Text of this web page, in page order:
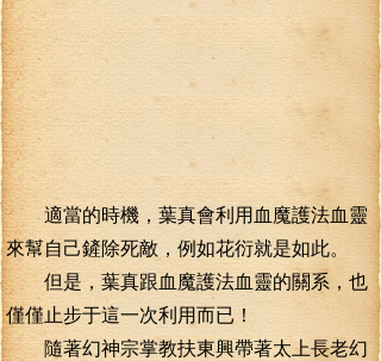
適當的時機，葉真會利用血魔護法血靈
來幫自己鏟除死敵，例如花衍就是如此。
但是，葉真跟血魔護法血靈的關系，也
僅僅止步于這一次利用而已！
隨著幻神宗掌教扶東興帶著太上長老幻